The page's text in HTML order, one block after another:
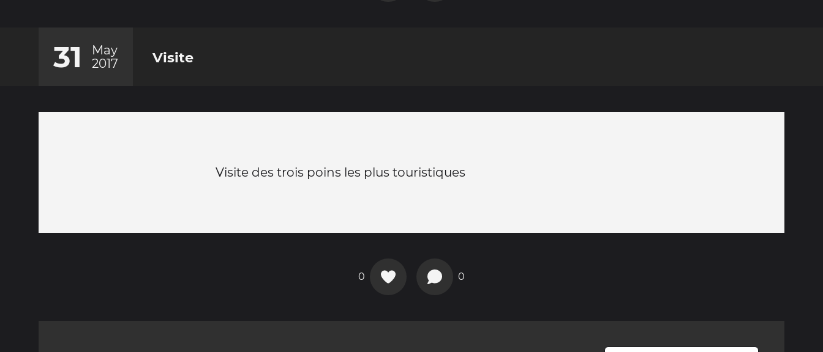
31
May
2017
Visite
Visite des trois poins les plus touristiques
0 0